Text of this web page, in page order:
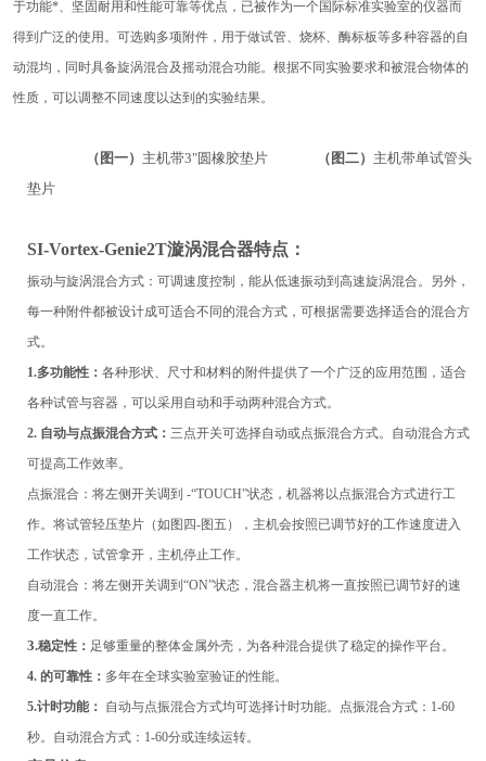
于功能*、坚固耐用和性能可靠等优点，已被作为一个国际标准实验室的仪器而
得到广泛的使用。可选购多项附件，用于做试管、烧杯、酶标板等多种容器的自
动混均 ，同时具备旋涡混合及摇动混合功能。根据不同实验要求和被混合物体的
性质， 可以调整不同速度以达到的实验结果。
（图一） 主机带3"圆橡胶垫片（图二） 主机带单试管头
垫片
SI-Vortex-Genie2T漩涡混合器特点：
振动与旋涡混合方式：可调速度控制，能从低速振动到高速旋涡混合。另外，
每一种附件都被设计成可适合不同的混合方式，可根据需要选择适合的混合方
式。
1.多功能性： 各种形状、尺寸和材料的附件提供了一个广泛的应用范围，适合
各种试管与容器， 可以采用 自动和手动两种混合方式。
2. 自动与点振混合方式： 三点开关可选择自动或点振混合方式。自动混合方式
可提高工作效率。
点振混合：将左侧开关调到 -“TOUCH”状态，机器将以点振混合方式进行工
作。将试管轻压垫片（如图四-图五），主机会按照已调节好的工作速度进入
工作状态，试管拿开，主机停止工作。
自动混合：将左侧开关调到“ON”状态，混合器主机将一直按照已调节好的速
度一直工作。
3.稳定性： 足够重量的整体金属外壳，为各种混合提供了稳定的操作平台。
4. 的可靠性： 多年在全球实验室验证的性能。
5.计时功能： 自动与点振混合方式均可选择计时功能。点振混合方式：1-60
秒。自动混合方式：1-60分或连续运转。